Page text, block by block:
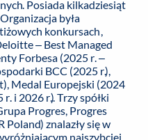
Posiada kilkadziesiąt
była
konkursach,
– Best Managed
Forbesa (2025 r. –
BCC (2025 r.),
Medal Europejski (2024
i 2026 r.). Trzy spółki
Progres, Progres
znalazły się w
najszybciej